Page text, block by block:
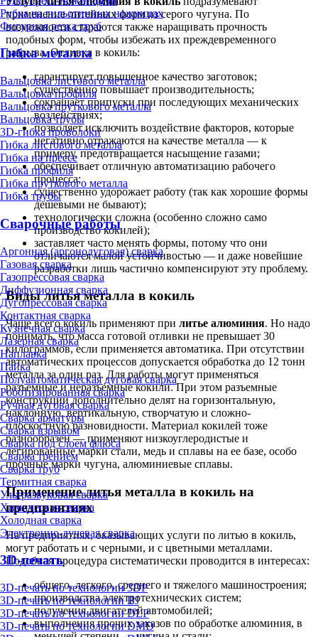
Рубка на гильотинных ножницах
Фигурная резка труб
Гибка металла
Вальцовка листового металла
Вальцовка профиля
Вальцовка пруткового металла
Вальцовка трубы
3D-гибка проволоки
Гибка листового металла
Гибка на прессе
Гибка профиля
Гибка пруткового металла
Гибка трубы
Сварочные работы
Аргонная (аргонодуговая) сварка
Газовая сварка
Газопрессовая сварка
Диффузионная сварка
Дугопрессовая сварка
Контактная сварка
Кузнечная сварка
Лазерная сварка
Наплавка
Пайка
Полуавтоматическая дуговая сварка
Роботизированная сварка
Ручная дуговая сварка
Сварка арматуры
Сварка взрывом
Сварка под слоем флюса
Сварка трением
Сварка труб
Термитная сварка
Ультразвуковая сварка
Химическая сварка
Холодная сварка
Электронно-лучевая сварка
3D-печать
3D-печать по технологии 3DP
3D-печать по технологии BJ
3D-печать по технологии DLP
3D-печать по технологии DMD
применение литейных форм из серого чугуна. По
возможности стараются также наращивать прочность
подобных форм, чтобы избежать их преждевременного
разрыва. Отливка в кокиль:
гарантирует повышенное качество заготовок;
существенно повышает производительность;
сокращает припуски при последующих механических
воздействиях;
позволяет исключить воздействие факторов, которые
негативно отражаются на качестве металла — к
примеру, предотвращается насыщение газами;
обеспечивает отличную автоматизацию рабочего
процесса;
существенно удорожает работу (так как хорошие формы
дешевыми не бывают);
технологически сложна (особенно сложно само
производство кокилей);
заставляет часто менять формы, потому что они
отличаются малой устойчивостью — и даже новейшие
разработки лишь частично компенсируют эту проблему.
Виды литья металла в кокиль
Чаще всего кокиль применяют при литье алюминия. Но надо
понимать, что масса готовой отливки не превышает 30
килограммов, если применяется автоматика. При отсутствии
автоматических процессов допускается обработка до 12 тонн
металла за один раз. Для работы могут применяться
разъемные и неразъемные кокили. При этом разъемные
конструкции дополнительно делят на горизонтальную,
наклонную, вертикальную, створчатую и сложно-
плоскостную разновидности. Материал кокилей тоже
разнообразен — применяют низкоуглеродистые и
легированные марки стали, медь и сплавы на ее базе, особо
прочные марки чугуна, алюминиевые сплавы.
Применение литья металла в кокиль на
предприятиях
На предприятиях, оказывающих услуги по литью в кокиль,
могут работать и с черными, и с цветными металлами.
Подобная процедура систематически проводится в интересах:
общего, легкого, среднего и тяжелого машиностроения;
производства электротехнических систем;
получения двигателей автомобилей;
выполнения прочих заказов по обработке алюминия, в